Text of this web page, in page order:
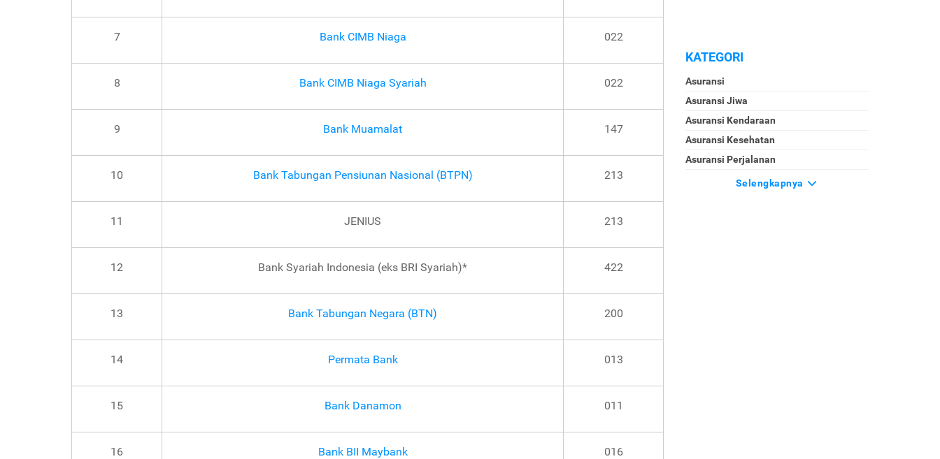
7 Bank CIMB Niaga 022
8 Bank CIMB Niaga Syariah 022
9 Bank Muamalat 147
10 Bank Tabungan Pensiunan Nasional (BTPN) 213
11 JENIUS 213
12 Bank Syariah Indonesia (eks BRI Syariah)* 422
13 Bank Tabungan Negara (BTN) 200
14 Permata Bank 013
15 Bank Danamon 011
16 Bank BII Maybank 016
KATEGORI
Asuransi
Asuransi Jiwa
Asuransi Kendaraan
Asuransi Kesehatan
Asuransi Perjalanan
Selengkapnya